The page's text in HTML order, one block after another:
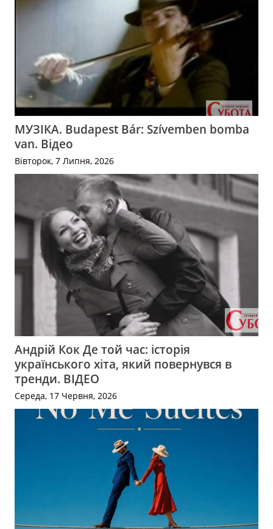
МУЗІКА. Budapest Bár: Szívemben bomba
van. Відео
Вівторок, 7 Липня, 2026
Андрій Кок Де той час: історія
українського хіта, який повернувся в
тренди. ВІДЕО
Середа, 17 Червня, 2026